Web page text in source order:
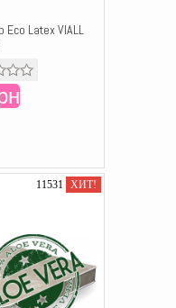
Latex VIALL
11531 ХИТ!